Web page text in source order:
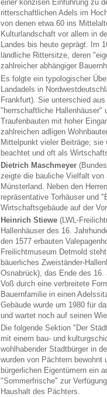
einer konzisen Einführung zu
ritterschaftlichen Adels im
von denen etwa 60 ins
Kulturlandschaft vor allem in
Landes bis heute geprägt. Im
ländliche Rittersitze, deren
zahlreicher abhängiger
Es folgte ein typologischer
Landadels in
Frankfurt). Sie unterschied
"herrschaftliche Hallenhäuser"
Traufenbauten mit hoher
zahlreichen adligen
Mittelpunkt vieler Beiträge; sie
beachtet und oft als
Dietrich Maschmeyer
zeigte die bauliche Vielfalt
Münsterland. Neben den
repräsentative Torhäuser und
Wirtschaftsgebäude auf der
Heinrich Stiewe (LWL-
Hallenhäuser des 16.
den 1577 erbauten
Freilichtmuseum Detmold
bäuerliches Zweiständer-
Osnabrück), das Ende des
Voß durch eine verbreitete
Bauernfamilie in einen
Gebäude wurde um 1980 für
und wartet noch auf seinen
Die folgende Sektion "Der
mit einem bau- und
wohlhabender Stadtbürger in
wurden von Pächtern bewohnt
bürgerlichen Eigentümern ein
"Sommerfrische" zur
Haushalt des Pächters.